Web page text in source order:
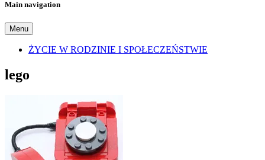
Main navigation
Menu
ŻYCIE W RODZINIE I SPOŁECZEŃSTWIE
lego